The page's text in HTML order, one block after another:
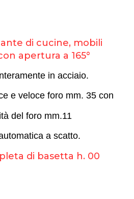
di cucine, mobili
apertura a 165°
in acciaio.
e veloce foro mm. 35 con
del foro mm.11
a scatto.
di basetta h. 00